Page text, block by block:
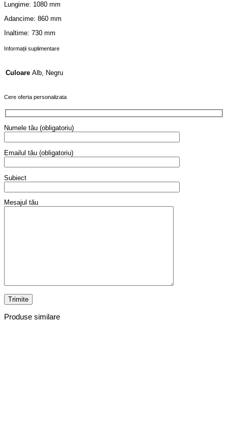
Lungime: 1080 mm
Adancime: 860 mm
Inaltime: 730 mm
Informații suplimentare
Culoare Alb, Negru
Cere oferta personalizata
Numele tău (obligatoriu)
Emailul tău (obligatoriu)
Subiect
Mesajul tău
Produse similare